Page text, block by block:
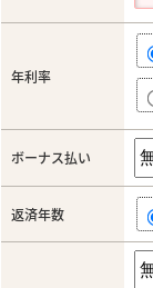
年利率
ボーナス払い
返済年数